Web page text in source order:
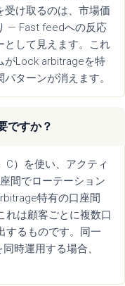
受け取るのは、市場価
— Fast feedへの反応
として見えます。これ
がLock arbitrageを特
ターンが消えます。
ですか？
C）を使い、アクティ
間でローテーション
特有の口座間
れは顧客ごとに複数口
するものです。同一
時運用する場合、